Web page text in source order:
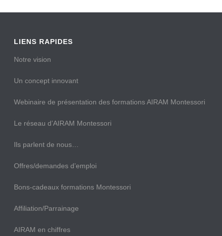
LIENS RAPIDES
Notre vision
Un concept innovant
Webinaire de présentation des formations AIRAM Montessori
Le réseau d’AIRAM Montessori
Ils parlent de nous…
Offres/demandes d’emploi
Bons-cadeaux formations Montessori
Affiliation/Parrainage
AIRAM en chiffres